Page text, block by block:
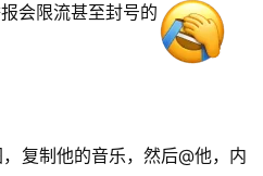
会限流甚至封号的
复制他的音乐，然后@他，内